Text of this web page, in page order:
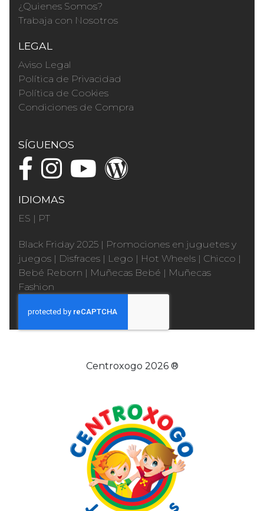
¿Quienes Somos?
Trabaja con Nosotros
LEGAL
Aviso Legal
Política de Privacidad
Política de Cookies
Condiciones de Compra
SÍGUENOS
IDIOMAS
ES | PT
Black Friday 2025 | Promociones en juguetes y
juegos | Disfraces | Lego | Hot Wheels | Chicco |
Bebé Reborn | Muñecas Bebé | Muñecas
Fashion
Centroxogo 2026 ®